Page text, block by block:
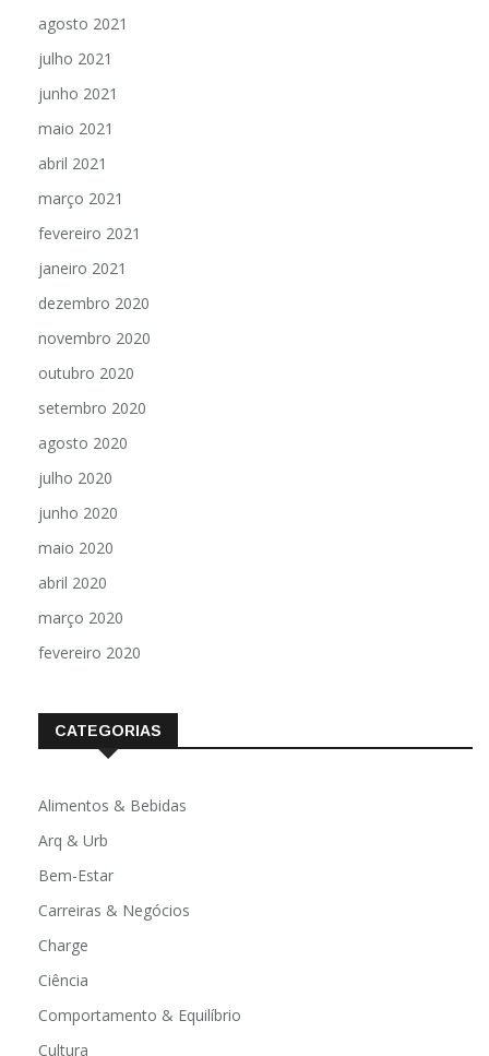
agosto 2021
julho 2021
junho 2021
maio 2021
abril 2021
março 2021
fevereiro 2021
janeiro 2021
dezembro 2020
novembro 2020
outubro 2020
setembro 2020
agosto 2020
julho 2020
junho 2020
maio 2020
abril 2020
março 2020
fevereiro 2020
CATEGORIAS
Alimentos & Bebidas
Arq & Urb
Bem-Estar
Carreiras & Negócios
Charge
Ciência
Comportamento & Equilíbrio
Cultura